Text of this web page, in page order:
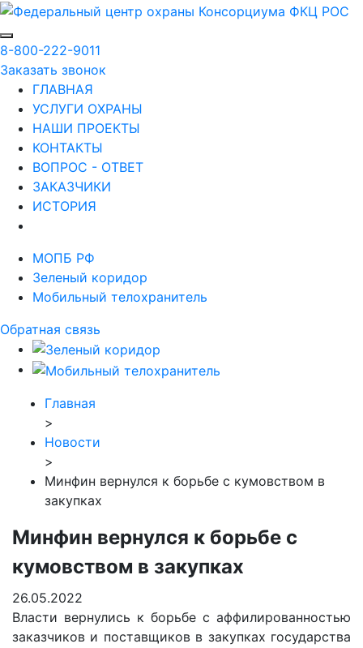
8-800-222-9011
Заказать звонок
ГЛАВНАЯ
УСЛУГИ ОХРАНЫ
НАШИ ПРОЕКТЫ
КОНТАКТЫ
ВОПРОС - ОТВЕТ
ЗАКАЗЧИКИ
ИСТОРИЯ
МОПБ РФ
Зеленый коридор
Мобильный телохранитель
Обратная связь
Главная
>
Новости
>
Минфин вернулся к борьбе с кумовством в
закупках
Минфин вернулся к борьбе с
кумовством в закупках
26.05.2022
Власти вернулись к борьбе с аффилированностью
заказчиков и поставщиков в закупках государства